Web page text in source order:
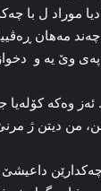
موراد ل با
چه‌ند مه‌هان
وێ یه‌ و
ئه‌ز وه‌که‌
من دیتن ژ
چه‌کدارێن